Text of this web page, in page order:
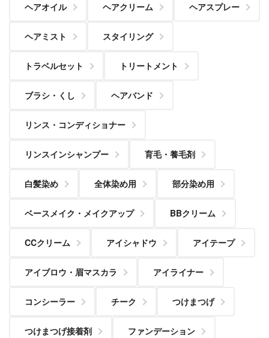
ヘアオイル ヘアクリーム ヘアスプレー
ヘアミスト スタイリング
トラベルセット トリートメント
ブラシ・くし ヘアバンド
リンス・コンディショナー
リンスインシャンプー 育毛・養毛剤
白髪染め 全体染め用 部分染め用
ベースメイク・メイクアップ BBクリーム
CCクリーム アイシャドウ アイテープ
アイブロウ・眉マスカラ アイライナー
コンシーラー チーク つけまつげ
つけまつげ接着剤 ファンデーション